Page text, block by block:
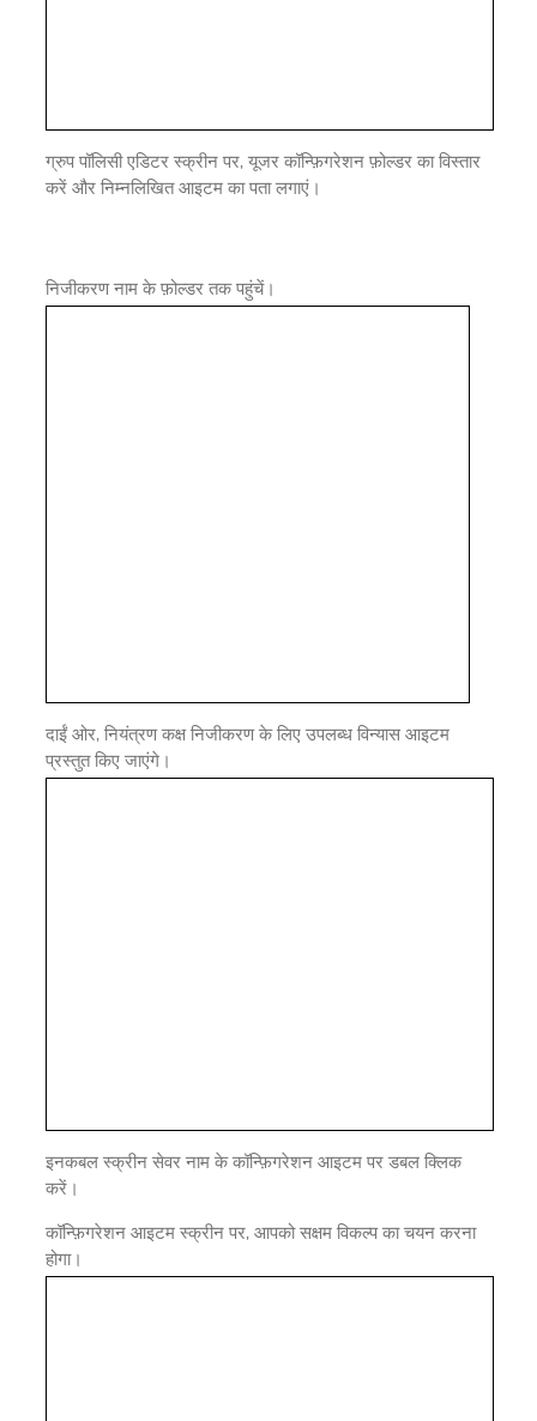
ग्रुप पॉलिसी एडिटर स्क्रीन पर, यूजर कॉन्फ़िगरेशन फ़ोल्डर का विस्तार
करें और निम्नलिखित आइटम का पता लगाएं।
निजीकरण नाम के फ़ोल्डर तक पहुंचें।
दाईं ओर, नियंत्रण कक्ष निजीकरण के लिए उपलब्ध विन्यास आइटम
प्रस्तुत किए जाएंगे।
इनकबल स्क्रीन सेवर नाम के कॉन्फ़िगरेशन आइटम पर डबल क्लिक
करें।
कॉन्फ़िगरेशन आइटम स्क्रीन पर, आपको सक्षम विकल्प का चयन करना
होगा।